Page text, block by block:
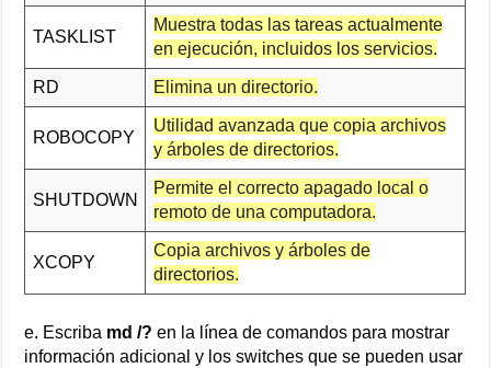
TASKLIST
Muestra todas las tareas actualmente
en ejecución, incluidos los servicios.
RD Elimina un directorio.
ROBOCOPY
Utilidad avanzada que copia archivos
y árboles de directorios.
SHUTDOWN
Permite el correcto apagado local o
remoto de una computadora.
XCOPY
Copia archivos y árboles de
directorios.
e. Escriba md /? en la línea de comandos para mostrar
información adicional y los switches que se pueden usar